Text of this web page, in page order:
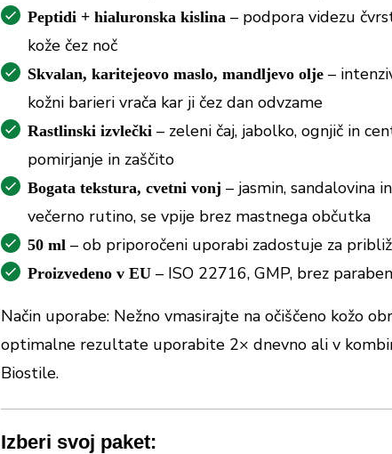
Peptidi + hialuronska kislina – podpora videzu
kože čez noč
Skvalan, karitejeovo maslo, mandljevo olje –
kožni barieri vrača kar ji čez dan odvzame
Rastlinski izvlečki – zeleni čaj, jabolko, ognjič in
pomirjanje in zaščito
Bogata tekstura, cvetni vonj – jasmin, sandalovina
večerno rutino, se vpije brez mastnega občutka
50 ml – ob priporočeni uporabi zadostuje za
Proizvedeno v EU – ISO 22716, GMP, brez
Način uporabe: Nežno vmasirajte na očiščeno kožo
optimalne rezultate uporabite 2× dnevno ali v
Biostile.
Izberi svoj paket: